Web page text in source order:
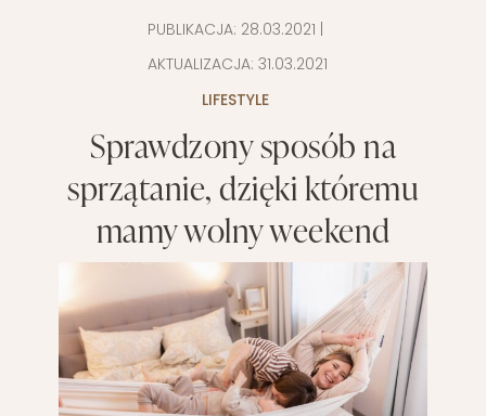
PUBLIKACJA: 28.03.2021
AKTUALIZACJA: 31.03.2021
LIFESTYLE
Sprawdzony sposób na
sprzątanie, dzięki któremu
mamy wolny weekend